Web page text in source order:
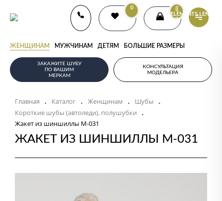
0
{{
ELEMENTS.LENGTH
}}
ЖЕНЩИНАМ МУЖЧИНАМ ДЕТЯМ БОЛЬШИЕ РАЗМЕРЫ
ЗАКАЖИТЕ ШУБУ
ПО ВАШИМ
МЕРКАМ
КОНСУЛЬТАЦИЯ
МОДЕЛЬЕРА
Главная . Каталог . Женщинам . Шубы .
Короткие шубы (автоледи), полушубки .
Жакет из шиншиллы М-031
ЖАКЕТ ИЗ ШИНШИЛЛЫ М-031